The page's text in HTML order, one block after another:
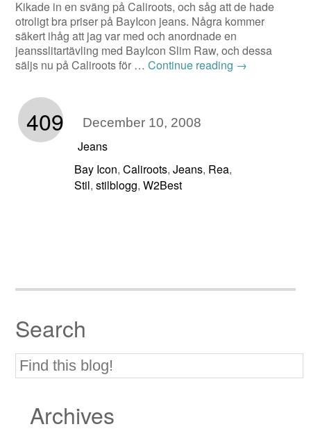
Kikade in en sväng på Caliroots, och såg att de hade
otroligt bra priser på BayIcon jeans. Några kommer
säkert ihåg att jag var med och anordnade en
jeansslitartävling med BayIcon Slim Raw, och dessa
säljs nu på Caliroots för …Continue reading →
409 December 10, 2008
Jeans
Bay Icon,Caliroots,Jeans, Rea,
Stil,stilblogg,W2Best
Search
Archives